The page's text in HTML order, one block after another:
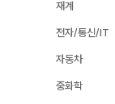
재계
전자/통신/IT
자동차
중화학